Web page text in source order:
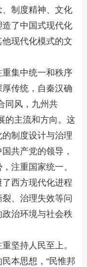
制度精神、文化
了中国式现代化
现代化模式的文
集中统一和秩序
传统，自秦汉确
同风，九州共
的主流和方向。这
制度设计与治理
共产党的领导，
注重国家统一、
西方现代化进程
、治理失效等问
治环境与社会秩
坚持人民至上。
本思想，“民惟邦